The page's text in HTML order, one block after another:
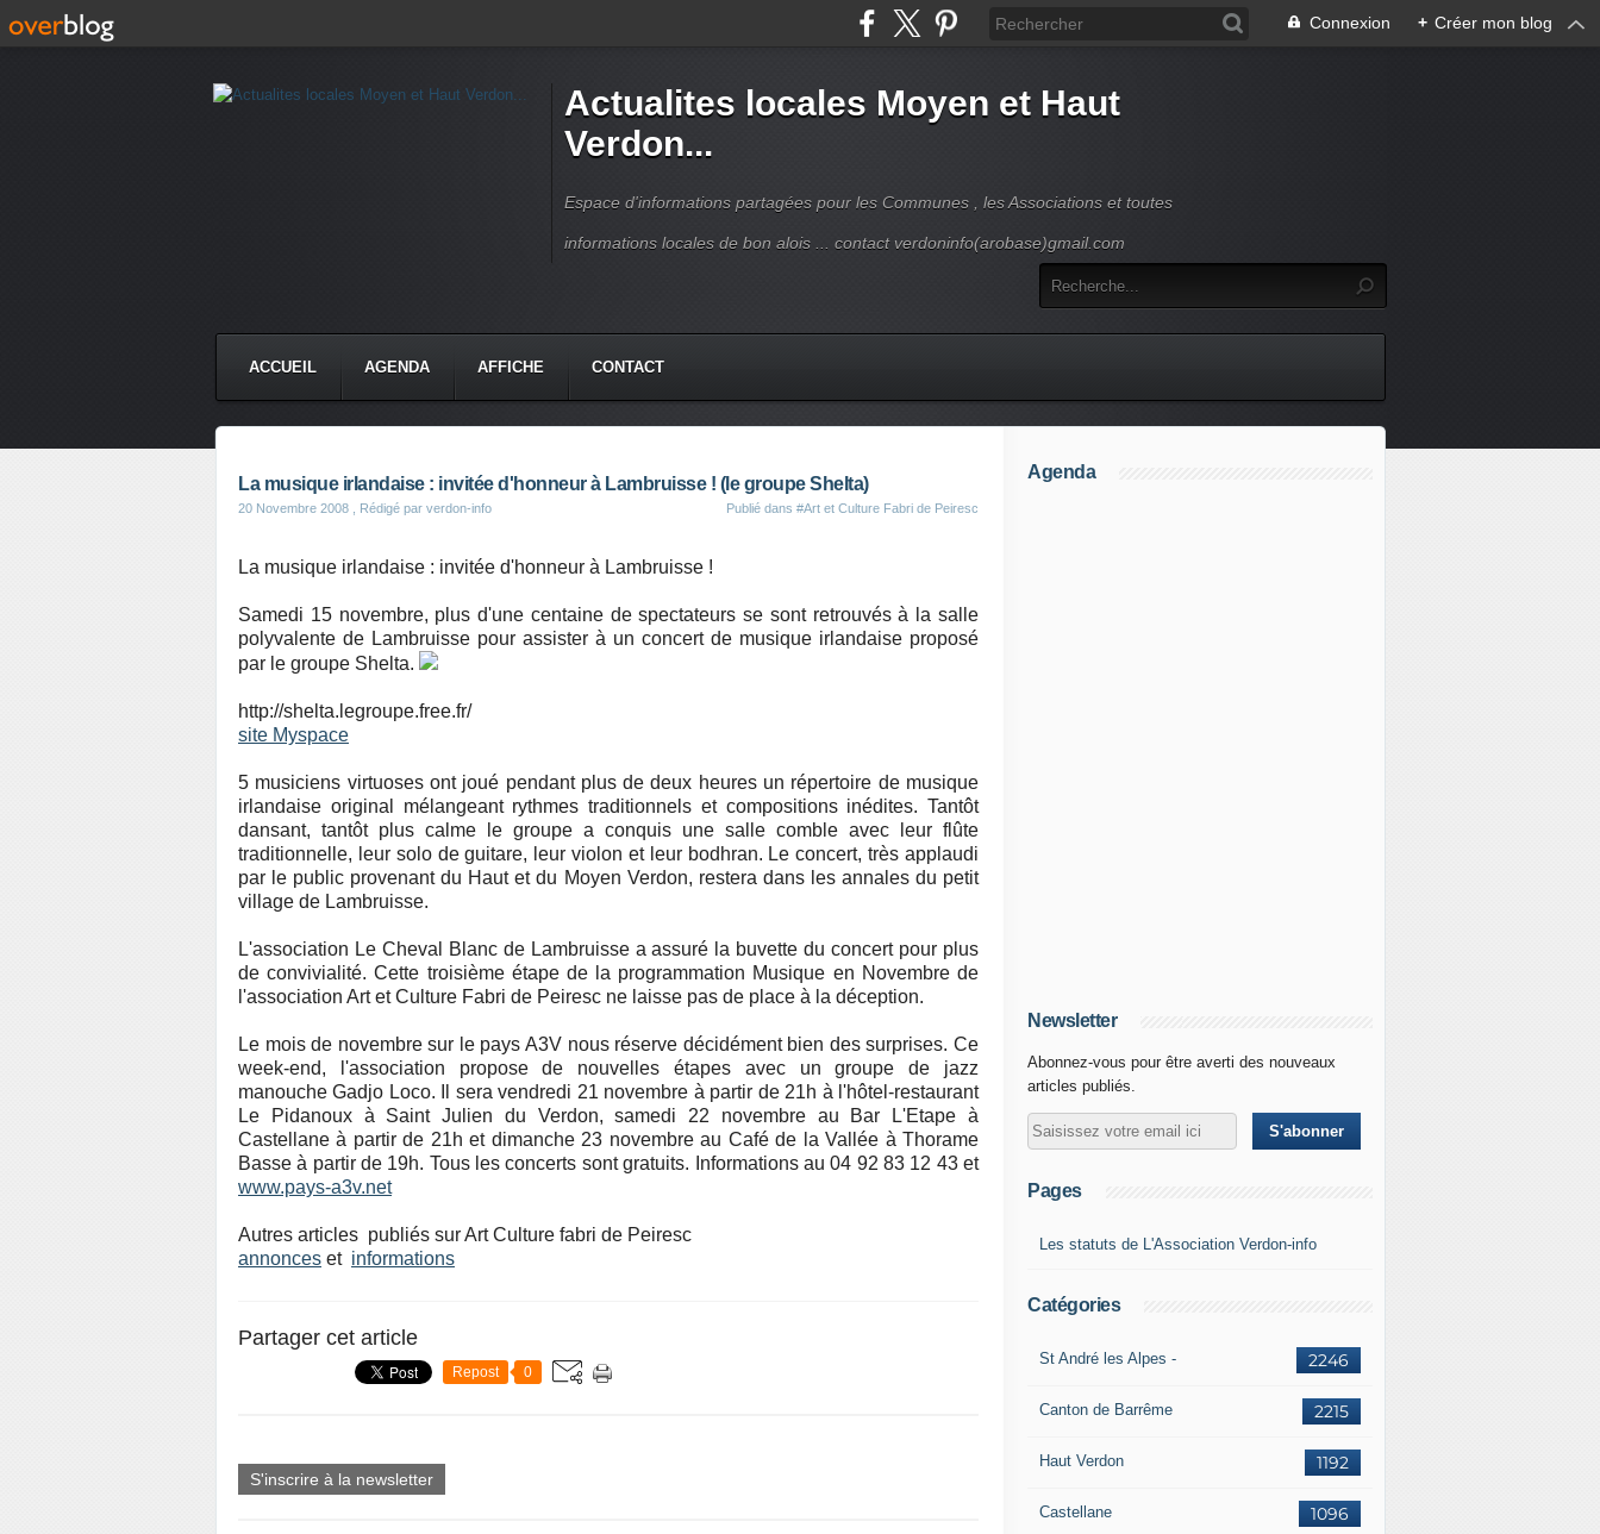
Connexion + Créer mon blog
Actualites locales Moyen et Haut
Verdon...
Espace d'informations partagées pour les Communes , les Associations et toutes
informations locales de bon alois ... contact verdoninfo(arobase)gmail.com
ACCUEIL AGENDA AFFICHE CONTACT
La musique irlandaise : invitée d'honneur à Lambruisse ! (le groupe Shelta)
20 Novembre 2008 , Rédigé par verdon-info Publié dans #Art et Culture Fabri de Peiresc
La musique irlandaise : invitée d'honneur à Lambruisse !
Samedi 15 novembre, plus d'une centaine de spectateurs se sont retrouvés à la salle
polyvalente de Lambruisse pour assister à un concert de musique irlandaise proposé
par le groupe Shelta.
http://shelta.legroupe.free.fr/
site Myspace
5 musiciens virtuoses ont joué pendant plus de deux heures un répertoire de musique
irlandaise original mélangeant rythmes traditionnels et compositions inédites. Tantôt
dansant, tantôt plus calme le groupe a conquis une salle comble avec leur flûte
traditionnelle, leur solo de guitare, leur violon et leur bodhran. Le concert, très applaudi
par le public provenant du Haut et du Moyen Verdon, restera dans les annales du petit
village de Lambruisse.
L'association Le Cheval Blanc de Lambruisse a assuré la buvette du concert pour plus
de convivialité. Cette troisième étape de la programmation Musique en Novembre de
l'association Art et Culture Fabri de Peiresc ne laisse pas de place à la déception.
Le mois de novembre sur le pays A3V nous réserve décidément bien des surprises. Ce
week-end, l'association propose de nouvelles étapes avec un groupe de jazz
manouche Gadjo Loco. Il sera vendredi 21 novembre à partir de 21h à l'hôtel-restaurant
Le Pidanoux à Saint Julien du Verdon, samedi 22 novembre au Bar L'Etape à
Castellane à partir de 21h et dimanche 23 novembre au Café de la Vallée à Thorame
Basse à partir de 19h. Tous les concerts sont gratuits. Informations au 04 92 83 12 43 et
www.pays-a3v.net
Autres articles publiés sur Art Culture fabri de Peiresc
annonces et informations
Partager cet article
Repost 0
S'inscrire à la newsletter
Agenda
Newsletter
Abonnez-vous pour être averti des nouveaux
articles publiés.
Pages
Les statuts de L'Association Verdon-info
Catégories
2246
St André les Alpes -
2215
Canton de Barrême
1192
Haut Verdon
1096
Castellane